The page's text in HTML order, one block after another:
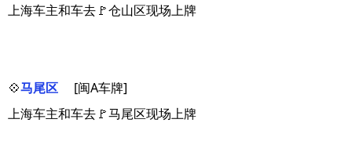
上海车主和车去🚩仓山区现场上牌
💠马尾区
[闽A车牌]
上海车主和车去🚩马尾区现场上牌